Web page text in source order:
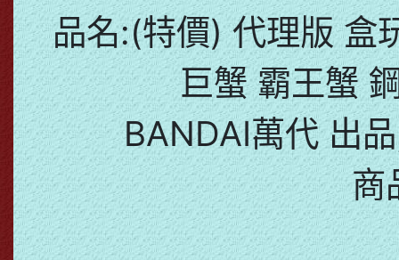
品名:(特價) 代理版 盒
巨蟹 霸王蟹
BANDAI萬代 出
商